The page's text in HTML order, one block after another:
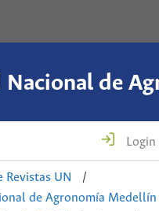
Login
Revistas UN
/
de Agronomía Medellín